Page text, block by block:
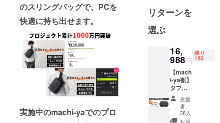
のスリングバッグで、PCを
快適に持ち出せます。
実施中のmachi-yaでのプロ
を指す
「IDEAL」を
組み合わせ
#1_MATRRI
上質な素
材、パーツ
を厳選して
リターンを
選ぶ
16,
988 円
残り
162
【mach
i-ya割】
タフ
ビッグ
スリン
グバッ
グ 1pcs
支援
者：
38人
お届